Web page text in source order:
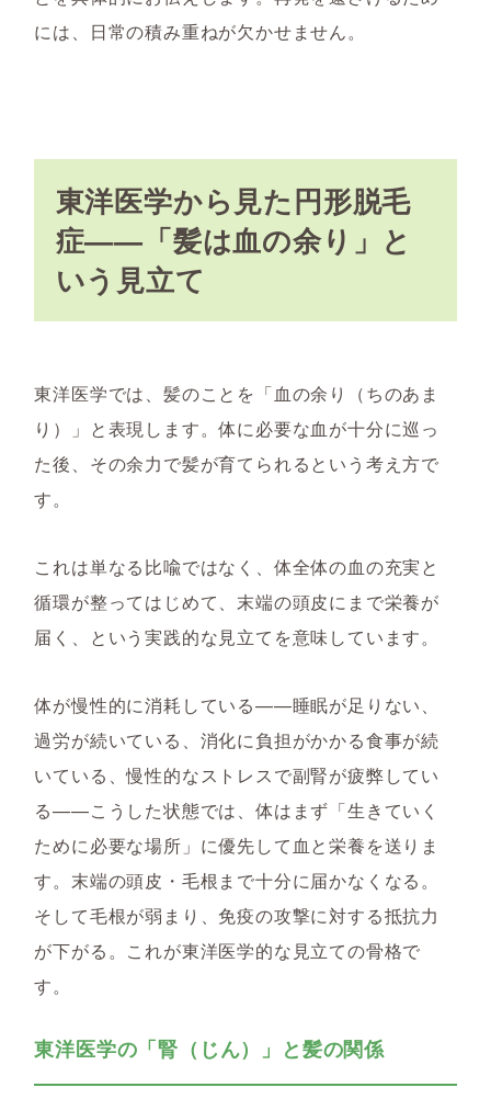
には、日常の積み重ねが欠かせません。
東洋医学から見た円形脱毛
症——「髪は血の余り」と
いう見立て
東洋医学では、髪のことを「血の余り（ちのあま
り）」と表現します。体に必要な血が十分に巡っ
た後、その余力で髪が育てられるという考え方で
す。
これは単なる比喩ではなく、体全体の血の充実と
循環が整ってはじめて、末端の頭皮にまで栄養が
届く、という実践的な見立てを意味しています。
体が慢性的に消耗している——睡眠が足りない、
過労が続いている、消化に負担がかかる食事が続
いている、慢性的なストレスで副腎が疲弊してい
る——こうした状態では、体はまず「生きていく
ために必要な場所」に優先して血と栄養を送りま
す。末端の頭皮・毛根まで十分に届かなくなる。
そして毛根が弱まり、免疫の攻撃に対する抵抗力
が下がる。これが東洋医学的な見立ての骨格で
す。
東洋医学の「腎（じん）」と髪の関係